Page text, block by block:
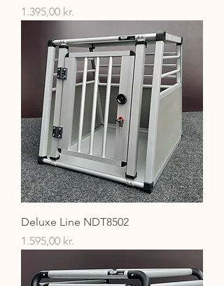
Pris
1.395,00 kr.
Deluxe Line NDT8502
Pris
1.595,00 kr.